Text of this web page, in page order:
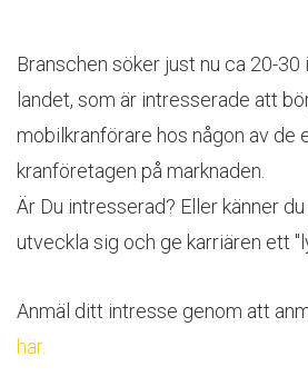
Branschen söker just nu ca 20-30
landet, som är intresserade att
mobilkranförare hos någon av de
kranföretagen på marknaden.
Är Du intresserad? Eller känner du
utveckla sig och ge karriären ett
Anmäl ditt intresse genom att
här.